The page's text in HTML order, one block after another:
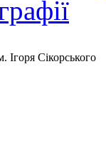
Ігоря Сікорського